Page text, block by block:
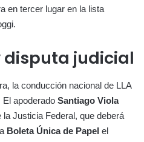
en tercer lugar en la lista
disputa judicial
la conducción nacional de LLA
El apoderado Santiago Viola
Justicia Federal, que deberá
Boleta Única de Papel el